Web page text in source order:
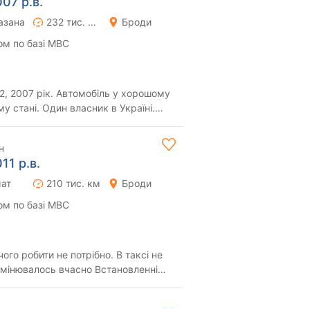
232 тис. км
Броди
по базі МВС
у хорошому
стані. Один власник в Україні.
р.в.
210 тис. км
Броди
по базі МВС
робити не потрібно. В таксі не
вчасно Встановленні